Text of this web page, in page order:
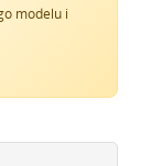
modelu i